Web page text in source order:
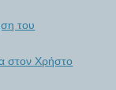
του
στον Χρήστο